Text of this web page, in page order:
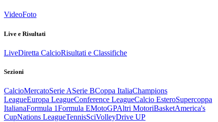
VideoFoto
Live e Risultati
LiveDiretta CalcioRisultati e Classifiche
Sezioni
CalcioMercatoSerie ASerie BCoppa ItaliaChampions
LeagueEuropa LeagueConference LeagueCalcio EsteroSupercoppa
ItalianaFormula 1Formula EMotoGPAltri MotoriBasketAmerica's
CupNations LeagueTennisSciVolleyDrive UP